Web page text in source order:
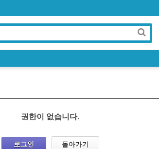
권한이 없습니다.
로그인 돌아가기